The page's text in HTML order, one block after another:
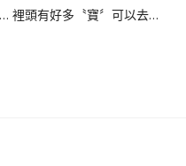
裡頭有好多〝寶〞可以去…